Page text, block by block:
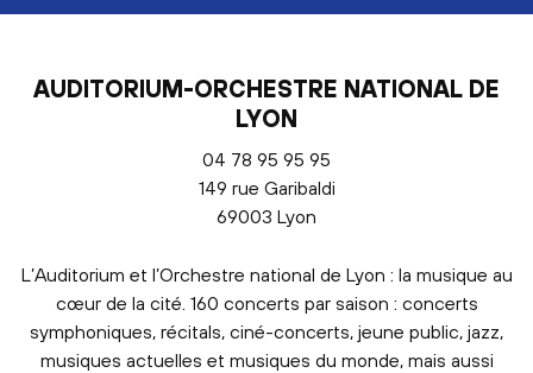
AUDITORIUM-ORCHESTRE NATIONAL DE
LYON
04 78 95 95 95
149 rue Garibaldi
69003 Lyon
L’Auditorium et l’Orchestre national de Lyon : la musique au
cœur de la cité. 160 concerts par saison : concerts
symphoniques, récitals, ciné-concerts, jeune public, jazz,
musiques actuelles et musiques du monde, mais aussi